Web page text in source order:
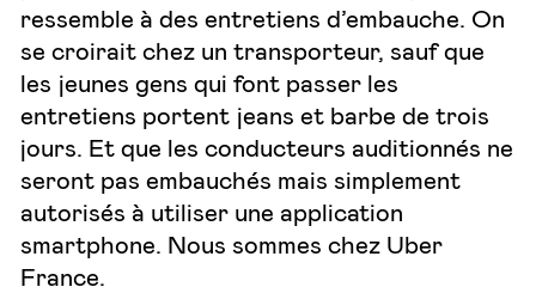
ressemble à des entretiens d’embauche. On
se croirait chez un transporteur, sauf que
les jeunes gens qui font passer les
entretiens portent jeans et barbe de trois
jours. Et que les conducteurs auditionnés ne
seront pas embauchés mais simplement
autorisés à utiliser une application
smartphone. Nous sommes chez Uber
France.